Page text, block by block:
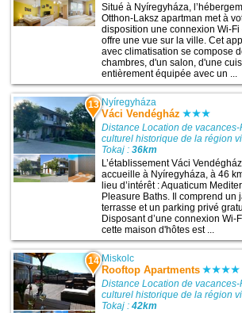
Situé à Nyíregyháza,
Otthon-Laksz apartman met à
disposition une connexion Wi-Fi
offre une vue sur la ville. Cet
avec climatisation se compose
chambres, d'un salon, d'une
entièrement équipée avec un ...
13 Nyíregyháza
Váci Vendégház
Distance Location de
culturel historique de la région
Tokaj :36km
L’établissement Váci
accueille à Nyíregyháza, à 46
lieu d’intérêt : Aquaticum
Pleasure Baths. Il comprend un
terrasse et un parking privé
Disposant d’une connexion Wi-
cette maison d'hôtes est ...
14 Miskolc
Rooftop Apartments
Distance Location de
culturel historique de la région
Tokaj :42km